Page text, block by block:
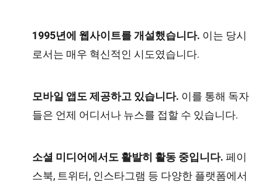
1995년에 웹사이트를 개설했습니다. 이는 당시
로서는 매우 혁신적인 시도였습니다.
모바일 앱도 제공하고 있습니다. 이를 통해 독자
들은 언제 어디서나 뉴스를 접할 수 있습니다.
소셜 미디어에서도 활발히 활동 중입니다. 페이
스북, 트위터, 인스타그램 등 다양한 플랫폼에서